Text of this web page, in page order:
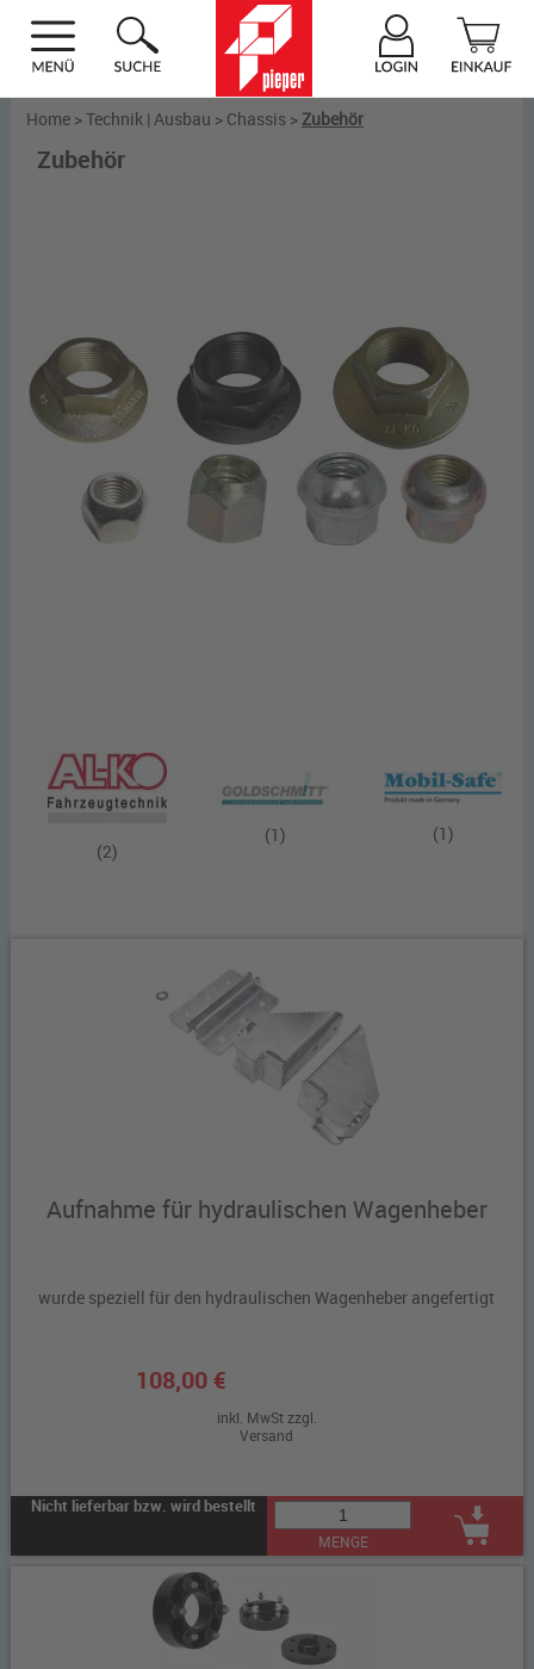
Home >Technik | Ausbau > Chassis > Zubehör
Zubehör
(2)
(1) (1)
Aufnahme für hydraulischen Wagenheber
wurde speziell für den hydraulischen Wagenheber angefertigt
108,00 €
inkl. MwSt zzgl.
Versand
Nicht lieferbar bzw. wird bestellt
MENGE